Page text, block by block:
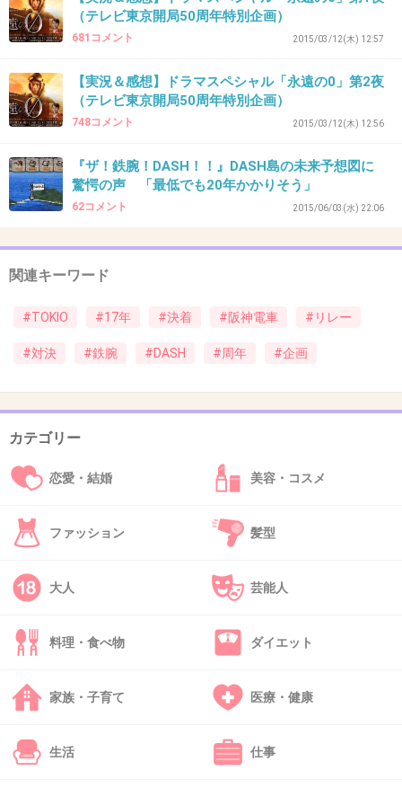
TOKIO、平均年齢40歳超「おっさん」
TOKIO、平均年齢40歳超「おっさん」 さらにこの２１年を振り返り、「畑
仕事をやったのもよかったんじゃない？」と国分。長瀬も「普通のアーテ
ィストやミュージシャンは、畑仕事しないでしょ。畑仕事をしたらした
+39 -0
31. 匿名2015/10/31(土) 16:27:49
すでにTwitterでこんな写真いっぱい撮られて
るなんて(・・;)
んだー！
+22 -0
32. 匿名 2015/10/31(土) 16:31:05
ったら！♡
+65
国分君は走って大丈夫だったの？＠＠；
（テレビ東京開局50周年特別企画）
681コメント 2015/03/12(木) 12:57
【実況＆感想】ドラマスペシャル「永遠の0」第2夜
（テレビ東京開局50周年特別企画）
748コメント 2015/03/12(木) 12:56
『ザ！鉄腕！DASH！！』DASH島の未来予想図に
驚愕の声 「最低でも20年かかりそう」
62コメント 2015/06/03(水) 22:06
関連キーワード
#TOKIO #17年 #決着 #阪神電車 #リレー
#対決 #鉄腕 #DASH #周年 #企画
カテゴリー
恋愛・結婚 美容・コスメ
ファッション 髪型
大人 芸能人
料理・食べ物 ダイエット
家族・子育て 医療・健康
生活 仕事